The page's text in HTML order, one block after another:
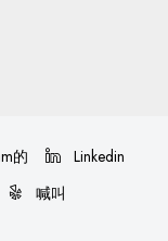
的
Linkedin
喊叫